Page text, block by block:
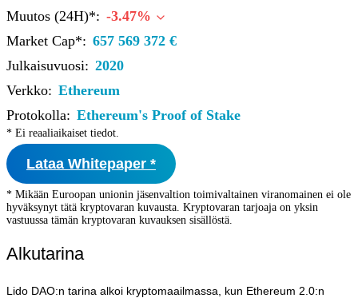
Muutos (24H)*: -3.47%
Market Cap*: 657 569 372 €
Julkaisuvuosi: 2020
Verkko: Ethereum
Protokolla: Ethereum's Proof of Stake
* Ei reaaliaikaiset tiedot.
Lataa Whitepaper *
* Mikään Euroopan unionin jäsenvaltion toimivaltainen viranomainen ei ole
hyväksynyt tätä kryptovaran kuvausta. Kryptovaran tarjoaja on yksin
vastuussa tämän kryptovaran kuvauksen sisällöstä.
Alkutarina
Lido DAO:n tarina alkoi kryptomaailmassa, kun Ethereum 2.0:n